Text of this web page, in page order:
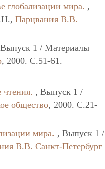
глобализации мира. ,
Парцвания В.В.
1 / Материалы
, 2000. C.51-61.
чтения. , Выпуск 1 /
общество, 2000. C.21-
мира. , Выпуск 1 /
В.В. Санкт-Петербург